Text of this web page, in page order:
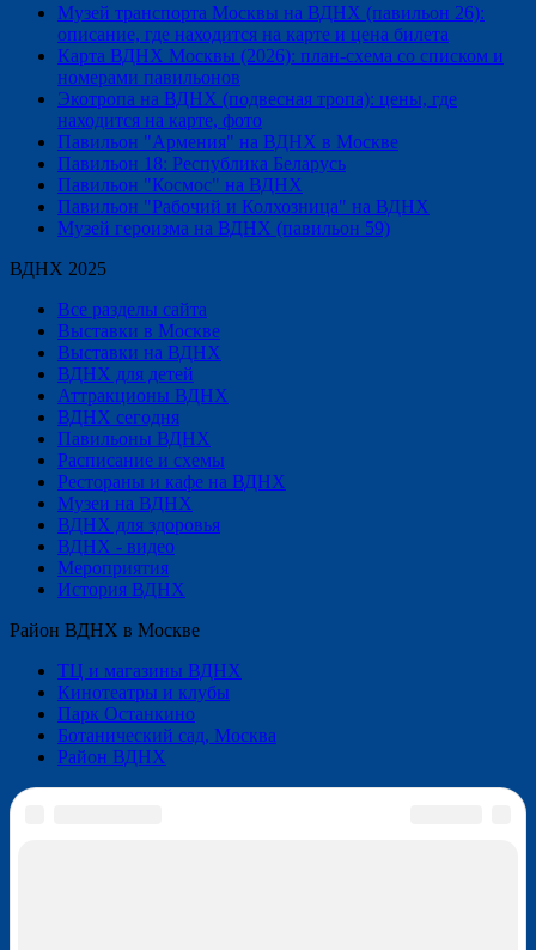
Музей транспорта Москвы на ВДНХ (павильон 26):
описание, где находится на карте и цена билета
Карта ВДНХ Москвы (2026): план-схема со списком и
номерами павильонов
Экотропа на ВДНХ (подвесная тропа): цены, где
находится на карте, фото
Павильон "Армения" на ВДНХ в Москве
Павильон 18: Республика Беларусь
Павильон "Космос" на ВДНХ
Павильон "Рабочий и Колхозница" на ВДНХ
Музей героизма на ВДНХ (павильон 59)
ВДНХ 2025
Все разделы сайта
Выставки в Москве
Выставки на ВДНХ
ВДНХ для детей
Аттракционы ВДНХ
ВДНХ сегодня
Павильоны ВДНХ
Расписание и схемы
Рестораны и кафе на ВДНХ
Музеи на ВДНХ
ВДНХ для здоровья
ВДНХ - видео
Мероприятия
История ВДНХ
Район ВДНХ в Москве
ТЦ и магазины ВДНХ
Кинотеатры и клубы
Парк Останкино
Ботанический сад, Москва
Район ВДНХ